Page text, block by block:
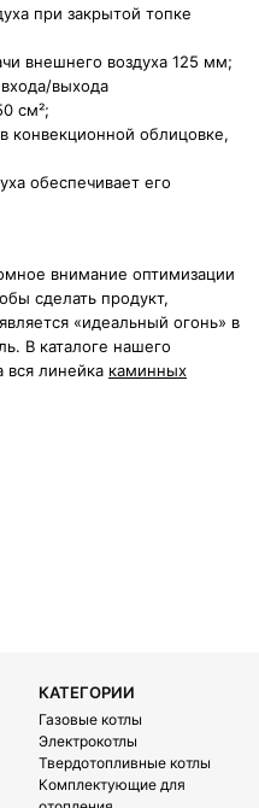
при закрытой топке
внешнего воздуха 125 мм;
выхода
см²;
конвекционной облицовке,
обеспечивает его
внимание оптимизации
сделать продукт,
«идеальный огонь» в
В каталоге нашего
вся линейка каминных
КАТЕГОРИИ
Газовые котлы
Электрокотлы
Твердотопливные котлы
Комплектующие для